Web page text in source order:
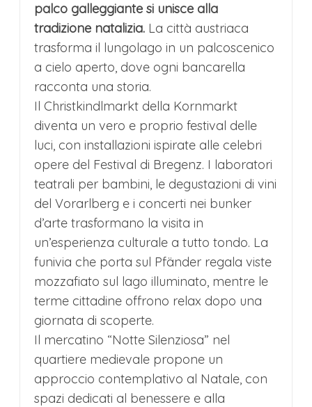
palco galleggiante si unisce alla
tradizione natalizia. La città austriaca
trasforma il lungolago in un palcoscenico
a cielo aperto, dove ogni bancarella
racconta una storia.
Il Christkindlmarkt della Kornmarkt
diventa un vero e proprio festival delle
luci, con installazioni ispirate alle celebri
opere del Festival di Bregenz. I laboratori
teatrali per bambini, le degustazioni di vini
del Vorarlberg e i concerti nei bunker
d’arte trasformano la visita in
un’esperienza culturale a tutto tondo. La
funivia che porta sul Pfänder regala viste
mozzafiato sul lago illuminato, mentre le
terme cittadine offrono relax dopo una
giornata di scoperte.
Il mercatino “Notte Silenziosa” nel
quartiere medievale propone un
approccio contemplativo al Natale, con
spazi dedicati al benessere e alla